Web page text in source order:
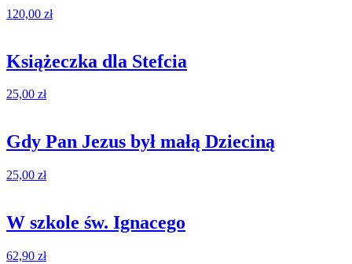
120,00 zł
Książeczka dla Stefcia
25,00 zł
Gdy Pan Jezus był małą Dzieciną
25,00 zł
W szkole św. Ignacego
62,90 zł